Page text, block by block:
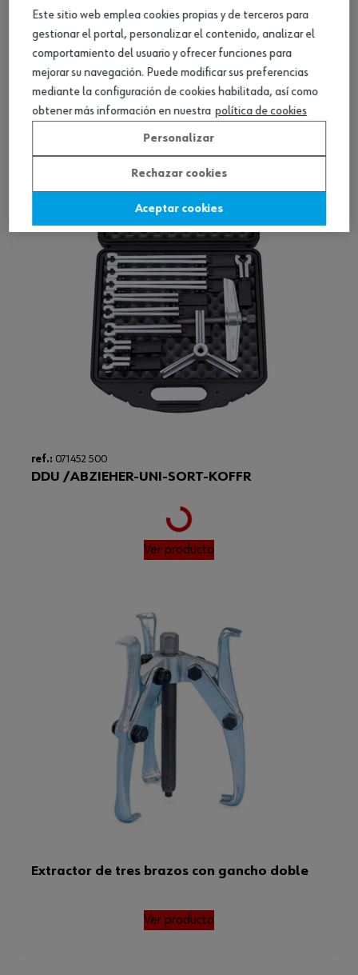
Extractor universal de tres brazos
Ver producto
ref.: 071452 500
DDU /ABZIEHER-UNI-SORT-KOFFR
Loading...
Ver producto
Extractor de tres brazos con gancho doble
Ver producto
Este sitio web emplea cookies propias y de terceros para
gestionar el portal, personalizar el contenido, analizar el
comportamiento del usuario y ofrecer funciones para
mejorar su navegación. Puede modificar sus preferencias
mediante la configuración de cookies habilitada, así como
obtener más información en nuestra política de cookies
Personalizar
Rechazar cookies
Aceptar cookies